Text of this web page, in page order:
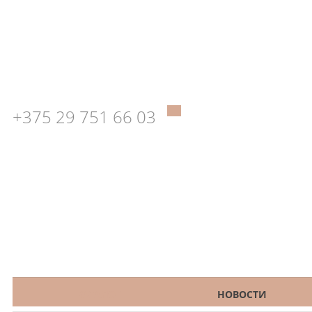
+375 29 751 66 03
НОВОСТИ